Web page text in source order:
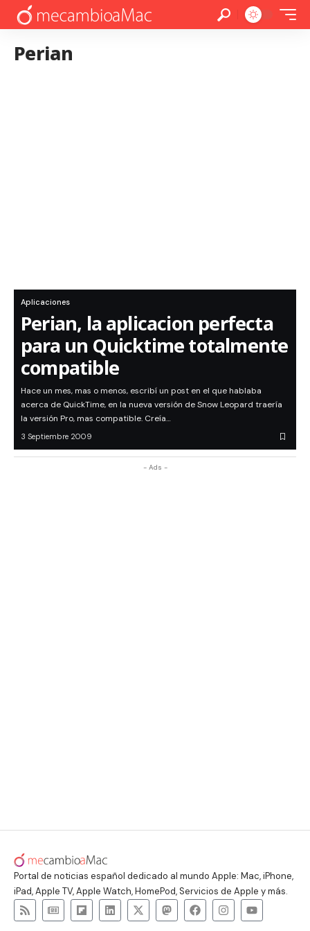
Perian
Aplicaciones
Perian, la aplicacion perfecta
para un Quicktime totalmente
compatible
Hace un mes, mas o menos, escribí un post en el que hablaba
acerca de QuickTime, en la nueva versión de Snow Leopard traería
la versión Pro, mas compatible. Creía…
3 Septiembre 2009
- Ads -
Portal de noticias español dedicado al mundo Apple: Mac, iPhone,
iPad, Apple TV, Apple Watch, HomePod, Servicios de Apple y más.